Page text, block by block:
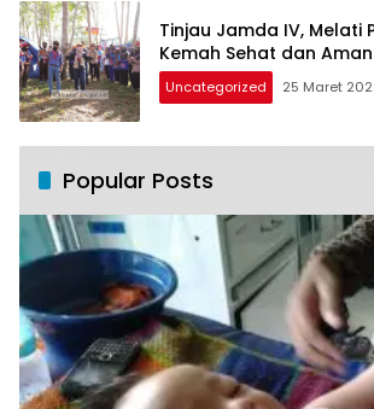
Tinjau Jamda IV, Melati
Kemah Sehat dan Aman
Uncategorized 25 Maret
Popular Posts